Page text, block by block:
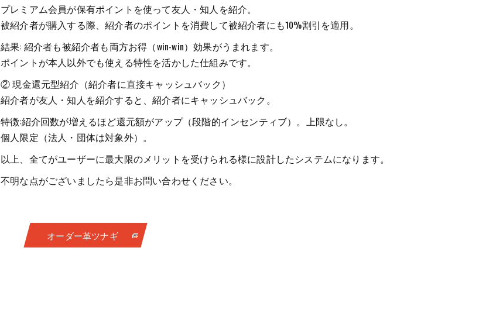
プレミアム会員が保有ポイントを使って友人・知人を紹介。
被紹介者が購入する際、紹介者のポイントを消費して被紹介者にも10%割引を適用。
結果: 紹介者も被紹介者も両方お得（win-win）効果がうまれます。
ポイントが本人以外でも使える特性を活かした仕組みです。
② 現金還元型紹介（紹介者に直接キャッシュバック）
紹介者が友人・知人を紹介すると、紹介者にキャッシュバック。
特徴:紹介回数が増えるほど還元額がアップ（段階的インセンティブ）。上限なし。
個人限定（法人・団体は対象外）。
以上、全てがユーザーに最大限のメリットを受けられる様に設計したシステムになります。
不明な点がございましたら是非お問い合わせください。
オーダー革ツナギ